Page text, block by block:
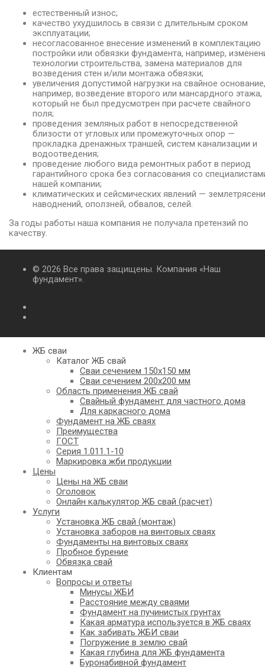
естественный износ;
качество ухудшилось в связи с длительным сроком
эксплуатации;
несогласованное внесение изменений в комплектацию
постройки или обвязки фундамента, например,
технологии строительства, замена материалов для
возведения стен и/или монтажа обвязки;
увеличения допустимой нагрузки на свайное основание,
например, возведение второго или мансардного этажа,
который не был предусмотрен при расчете свайного
поля;
проведения земляных работ в непосредственной
близости от угловых или промежуточных опор —
прокладка дренажных траншей, систем канализации и
водоотведения;
проведение любого вида ремонтных работ в период
гарантийного срока без согласования со
нашей компании;
климатических и сейсмических явлений —
наводнений, оползней, обвалов, селей.
За годы работы наша компания не получала претензий по
качеству.
© 2026 Все права защищены. Компания «Наш
фундамент».
ЖБ сваи
Каталог ЖБ свай
Сваи сечением 150х150 мм
Сваи сечением 200х200 мм
Область применения ЖБ свай
Свайный фундамент для частного дома
Для каркасного дома
Фундамент на ЖБ сваях
Преимущества
ГОСТ
Серия 1.011.1-10
Маркировка жби продукции
Цены
Цены на ЖБ сваи
Оголовок
Онлайн калькулятор ЖБ свай (расчет)
Услуги
Установка ЖБ свай (монтаж)
Установка заборов на винтовых сваях
Фундаменты на винтовых сваях
Пробное бурение
Обвязка свай
Клиентам
Вопросы и ответы
Минусы ЖБИ
Расстояние между сваями
Фундамент на пучинистых грунтах
Какая арматура используется в ЖБ сваях
Как забивать ЖБИ сваи
Погружение в землю свай
Какая глубина для ЖБ фундамента
Буронабивной фундамент